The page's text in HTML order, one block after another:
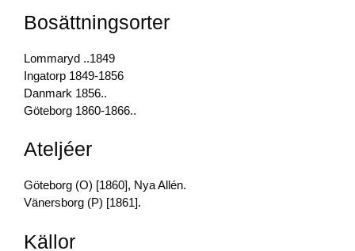
k
Bosättningsorter
Lommaryd ..1849
Ingatorp 1849-1856
Danmark 1856..
Göteborg 1860-1866..
Ateljéer
Göteborg (O) [1860], Nya Allén.
Vänersborg (P) [1861].
Källor